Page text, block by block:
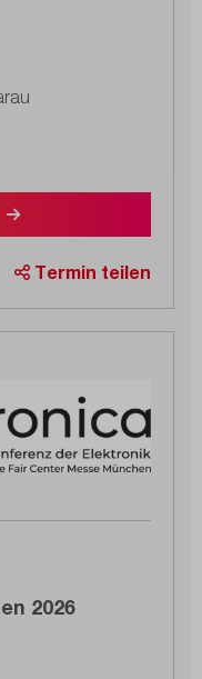
Termin teilen
2026